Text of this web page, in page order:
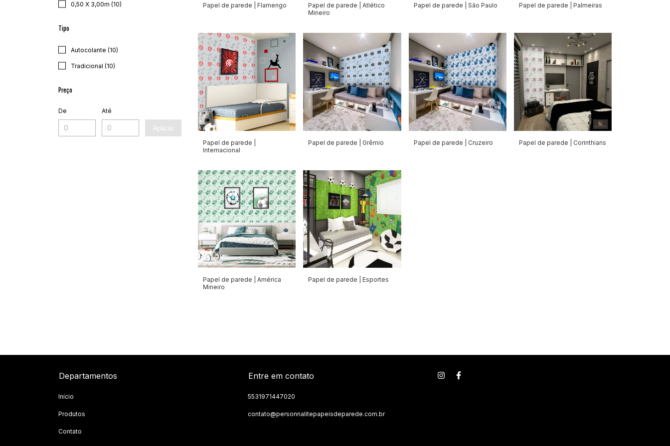
0,50 X 3,00m (10)
Tipo
Autocolante (10)
Tradicional (10)
Preço
De Até
Aplicar
Papel de parede | Flamengo
Papel de parede | Atlético
Mineiro
Papel de parede | São Paulo Papel de parede | Palmeiras
Papel de parede |
Internacional
Papel de parede | Grêmio Papel de parede | Cruzeiro Papel de parede | Corinthians
Papel de parede | América
Mineiro
Papel de parede | Esportes
Departamentos
Início
Produtos
Contato
Entre em contato
5531971447020
contato@personnalitepapeisdeparede.com.br